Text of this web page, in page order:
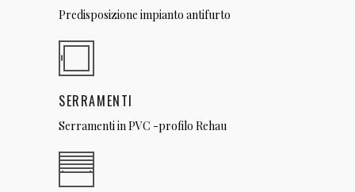
Predisposizione impianto antifurto
SERRAMENTI
Serramenti in PVC -profilo Rehau